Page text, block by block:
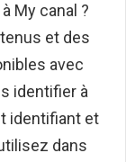
My canal ?
et des
avec
identifier à
identifiant et
dans